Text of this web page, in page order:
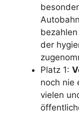
der
Platz 1:
noch nie
vielen